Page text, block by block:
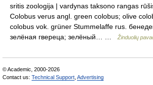
sritis zoologija | vardynas taksono rangas
Colobus verus angl. green colobus; olive
colobus vok. grüner Stummelaffe rus.
зелёная гвереца; зелёный… …
Žinduolių
© Academic, 2000-2026
Contact us: Technical Support Advertising